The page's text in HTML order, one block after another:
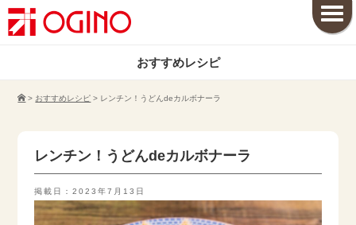
おすすめレシピ
> おすすめレシピ > レンチン！うどんdeカルボナーラ
レンチン！うどんdeカルボナーラ
掲載日：2023年7月13日